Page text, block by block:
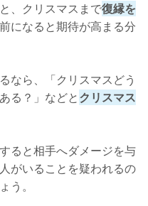
、クリスマスまで復縁を
になると期待が高まる分
なら、「クリスマスどう
る？」などとクリスマス
ると相手へダメージを与
がいることを疑われるの
う。